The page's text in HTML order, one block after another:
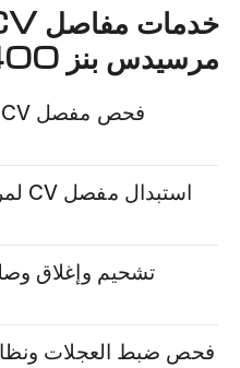
مرسيدس بنز CLS400 لدينا
فحص ضبط العجلات